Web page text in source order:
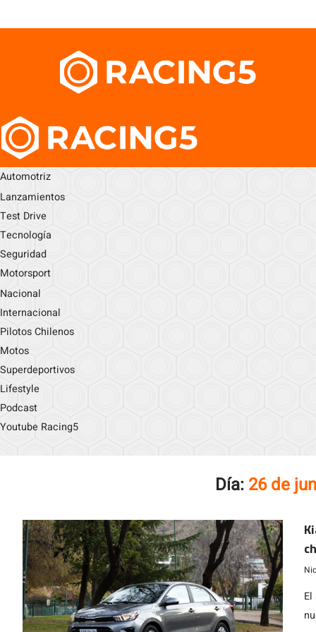
Automotriz
Lanzamientos
Test Drive
Tecnología
Seguridad
Motorsport
Nacional
Internacional
Pilotos Chilenos
Motos
Superdeportivos
Lifestyle
Podcast
Youtube Racing5
Día: 26 de